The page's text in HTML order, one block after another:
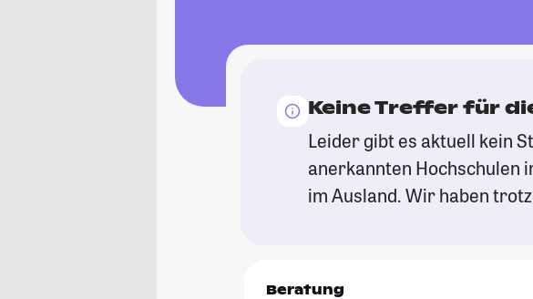
Keine Treffer für
Leider gibt es aktuell kein
anerkannten Hochschulen
im Ausland. Wir haben
Beratung